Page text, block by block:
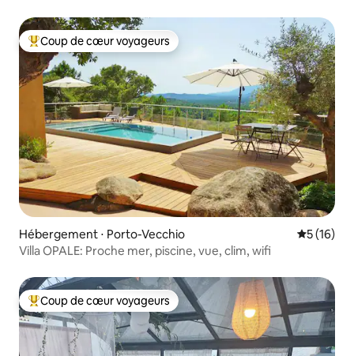
Coups de cœur voyageurs les plus appréciés
Coup de cœur voyageurs
Hébergement ⋅ Porto-Vecchio
5 (16)
Villa OPALE: Proche mer, piscine, vue, clim, wifi
Coups de cœur voyageurs les plus appréciés
Coup de cœur voyageurs